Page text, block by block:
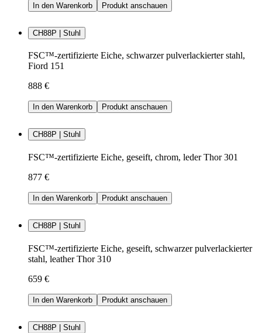
In den Warenkorb Produkt anschauen
CH88P | Stuhl
FSC™-zertifizierte Eiche, schwarzer pulverlackierter stahl,
Fiord 151
888 €
In den Warenkorb Produkt anschauen
CH88P | Stuhl
FSC™-zertifizierte Eiche, geseift, chrom, leder Thor 301
877 €
In den Warenkorb Produkt anschauen
CH88P | Stuhl
FSC™-zertifizierte Eiche, geseift, schwarzer pulverlackierter
stahl, leather Thor 310
659 €
In den Warenkorb Produkt anschauen
CH88P | Stuhl